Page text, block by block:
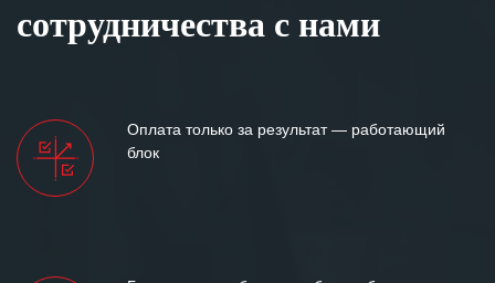
сотрудничества с нами
Оплата только за результат — работающий
блок